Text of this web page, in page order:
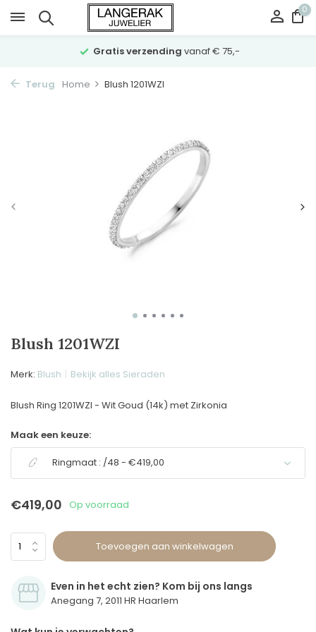
0
Gratis verzending vanaf € 75,-
Terug Home Blush 1201WZI
Blush 1201WZI
Merk: Blush Bekijk alles Sieraden
Blush Ring 1201WZI - Wit Goud (14k) met Zirkonia
Maak een keuze:
Ringmaat : /48 - €419,00
€419,00 Op voorraad
Toevoegen aan winkelwagen
Even in het echt zien? Kom bij ons langs
Anegang 7, 2011 HR Haarlem